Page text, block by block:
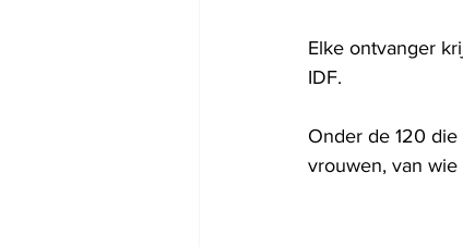
Elke ontvanger
IDF.
Onder de 120
vrouwen, van wie